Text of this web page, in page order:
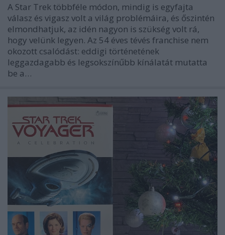
A Star Trek többféle módon, mindig is egyfajta
válasz és vigasz volt a világ problémáira, és őszintén
elmondhatjuk, az idén nagyon is szükség volt rá,
hogy velünk legyen. Az 54 éves tévés franchise nem
okozott csalódást: eddigi történetének
leggazdagabb és legsokszínűbb kínálatát mutatta
be a…